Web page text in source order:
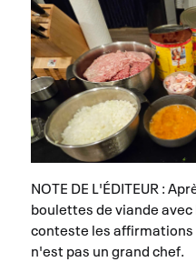
NOTE DE L'ÉDITEUR :
boulettes de viande
conteste les affirmations
n'est pas un grand chef.